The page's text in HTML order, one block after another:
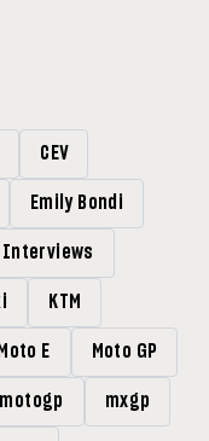
CEV
Emily Bondi
Interviews
KTM
Moto E Moto GP
motogp mxgp